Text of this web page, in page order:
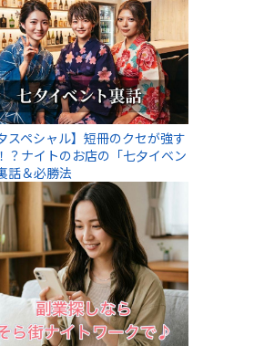
スペシャル】短冊のクセが強す
？ナイトのお店の「七夕イベン
話＆必勝法